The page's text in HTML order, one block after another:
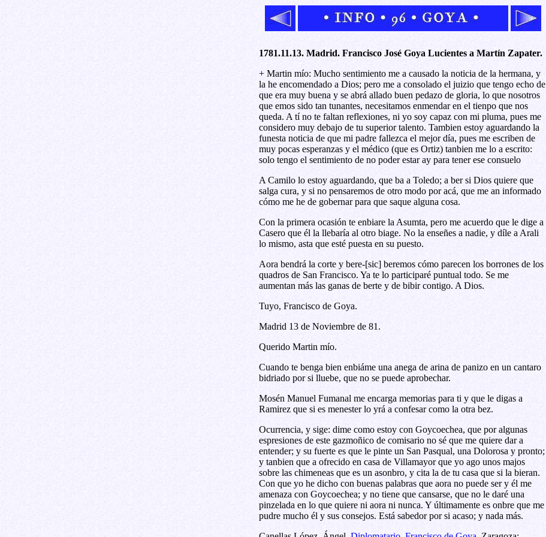
1781.11.13. Madrid. Francisco José Goya Lucientes a Martín Zapater.
+ Martin mío: Mucho sentimiento me a causado la noticia de la hermana, y
la he encomendado a Dios; pero me a consolado el juizio que tengo echo de
que era muy buena y se abrá allado buen pedazo de gloria, lo que nosotros
que emos sido tan tunantes, necesitamos enmendar en el tienpo que nos
queda. A tí no te faltan reflexiones, ni yo soy capaz con mi pluma, pues me
considero muy debajo de tu superior talento. Tambien estoy aguardando la
funesta noticia de que mi padre fallezca el mejor día, pues me escriben de
muy pocas esperanzas y el médico (que es Ortiz) tanbien me lo a escrito:
solo tengo el sentimiento de no poder estar ay para tener ese consuelo
A Camilo lo estoy aguardando, que ba a Toledo; a ber si Dios quiere que
salga cura, y si no pensaremos de otro modo por acá, que me an informado
cómo me he de gobernar para que saque alguna cosa.
Con la primera ocasión te enbiare la Asumta, pero me acuerdo que le dige a
Casero que él la llebaría al otro biage. No la enseñes a nadie, y díle a Arali
lo mismo, asta que esté puesta en su puesto.
Aora bendrá la corte y bere-[sic] beremos cómo parecen los borrones de los
quadros de San Francisco. Ya te lo participaré puntual todo. Se me
aumentan más las ganas de berte y de bibir contigo. A Dios.
Tuyo, Francisco de Goya.
Madrid 13 de Noviembre de 81.
Querido Martin mío.
Cuando te benga bien enbiáme una anega de arina de panizo en un cantaro
bidriado por si lluebe, que no se puede aprobechar.
Mosén Manuel Fumanal me encarga memorias para ti y que le digas a
Ramirez que si es menester lo yrá a confesar como la otra bez.
Ocurrencia, y sige: dime como estoy con Goycoechea, que por algunas
espresiones de este gazmoñico de comisario no sé que me quiere dar a
entender; y su fuerte es que le pinte un San Pasqual, una Dolorosa y pronto;
y tanbien que a ofrecido en casa de Villamayor que yo ago unos majos
sobre las chimeneas que es un asonbro, y cita la de tu casa que si la bieran.
Con que yo he dicho con buenas palabras que aora no puede ser y él me
amenaza con Goycoechea; y no tiene que cansarse, que no le daré una
pinzelada en lo que quiere ni aora ni nunca. Y últimamente es onbre que me
pudre mucho él y sus consejos. Está sabedor por si acaso; y nada más.